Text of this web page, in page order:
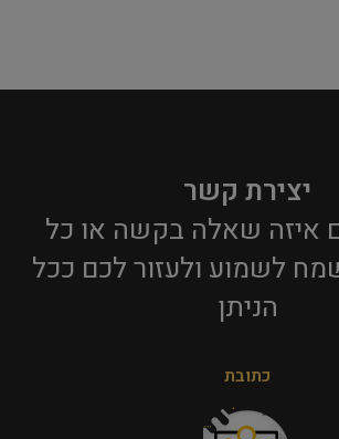
יצירת קשר
איזה שאלה בקשה או כל
לשמוע ולעזור לכם ככל
הניתן​
כתובת